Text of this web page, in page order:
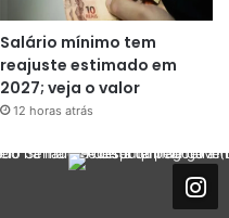
Salário mínimo tem
reajuste estimado em
2027; veja o valor
12 horas atrás